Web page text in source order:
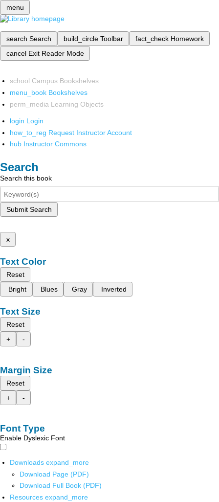
menu
search Search build_circle Toolbar fact_check Homework
cancel Exit Reader Mode
school Campus Bookshelves
menu_book Bookshelves
perm_media Learning Objects
login Login
how_to_reg Request Instructor Account
hub Instructor Commons
Search
Search this book
Submit Search
x
Text Color
Reset
Bright
Blues Gray Inverted
Text Size
Reset
+
-
Margin Size
Reset
+
-
Font Type
Enable Dyslexic Font
Downloads expand_more
Download Page (PDF)
Download Full Book (PDF)
Resources expand_more